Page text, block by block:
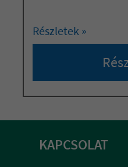
Részletek »
KAPCSOLAT